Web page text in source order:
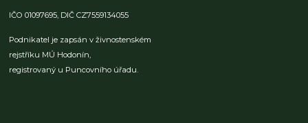
IČO 01097695, DIČ CZ7559134055
Podnikatel je zapsán v živnostenském
rejstříku MÚ Hodonín,
registrovaný u Puncovního úřadu.